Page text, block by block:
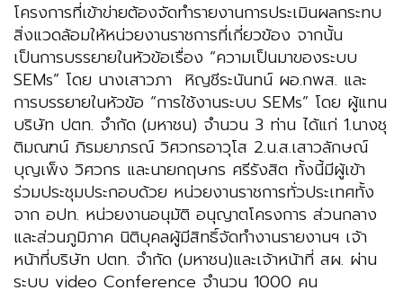
โครงการที่เข้าข่ายต้องจัดทำรายงานการประเมินผลกระทบ
สิ่งแวดล้อมให้หน่วยงานราชการที่เกี่ยวข้อง จากนั้น
เป็นการบรรยายในหัวข้อเรื่อง “ความเป็นมาของระบบ
SEMs” โดย นางเสาวภา หิญชีระนันทน์ ผอ.กพส. และ
การบรรยายในหัวข้อ “การใช้งานระบบ SEMs” โดย ผู้แทน
บริษัท ปตท. จำกัด (มหาชน) จำนวน 3 ท่าน ได้แก่ 1.นางชุ
ติมณฑน์ ภิรมยาภรณ์ วิศวกรอาวุโส 2.น.ส.เสาวลักษณ์
บุญเพ็ง วิศวกร และนายกฤษกร ศรีรังสิต ทั้งนี้มีผู้เข้า
ร่วมประชุมประกอบด้วย หน่วยงานราชการทั่วประเทศทั้ง
จาก อปท. หน่วยงานอนุมัติ อนุญาตโครงการ ส่วนกลาง
และส่วนภูมิภาค นิติบุคลผู้มีสิทธิ์จัดทำงานรายงานฯ เจ้า
หน้าที่บริษัท ปตท. จำกัด (มหาชน)และเจ้าหน้าที่ สผ. ผ่าน
ระบบ video Conference จำนวน 1000 คน